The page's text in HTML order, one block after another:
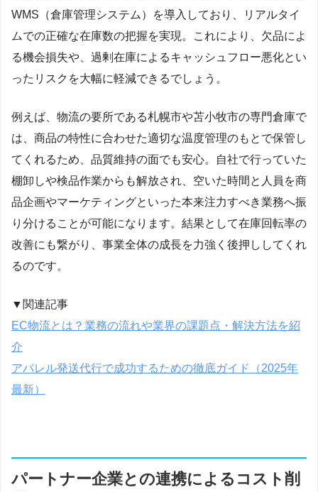
WMS（倉庫管理システム）を導入しており、リアルタイ
ムでの正確な在庫数の把握を実現。これにより、欠品によ
る機会損失や、過剰在庫によるキャッシュフロー悪化とい
ったリスクを大幅に軽減できるでしょう。
例えば、物流の要所である札幌市や苫小牧市の専門倉庫で
は、商品の特性に合わせた適切な温度管理のもとで保管し
てくれるため、品質維持の面でも安心。自社で行っていた
棚卸しや検品作業からも解放され、空いた時間と人員を商
品企画やマーケティングといった本来注力すべき業務へ振
り分けることが可能になります。結果として在庫回転率の
改善にも繋がり、事業全体の成長を力強く後押ししてくれ
るのです。
▼関連記事
EC物流とは？業務の流れや業界の課題点・解決方法を紹
介
アパレル発送代行で成功するための徹底ガイド（2025年
最新）
パートナー企業との連携によるコスト削